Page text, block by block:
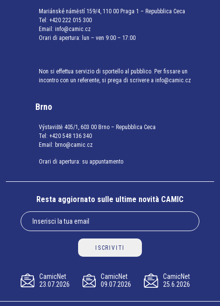
Mariánské náměstí 159/4, 110 00 Praga 1 – Repubblica Ceca
Tel: +420 222 015 300
Email: info@camic.cz
Orari di apertura: lun – ven 9:00 – 17:00
Non si effettua servizio di sportello al pubblico. Per fissare un
incontro con un referente, si prega di scrivere a info@camic.cz
Brno
Výstaviště 405/1, 603 00 Brno – Repubblica Ceca
Tel: +420 548 136 340
Email: brno@camic.cz
Orari di apertura: su appuntamento
Resta aggiornato sulle ultime novità CAMIC
ISCRIVITI
CamicNet
23.07.2026
CamicNet
09.07.2026
CamicNet
25.6.2026